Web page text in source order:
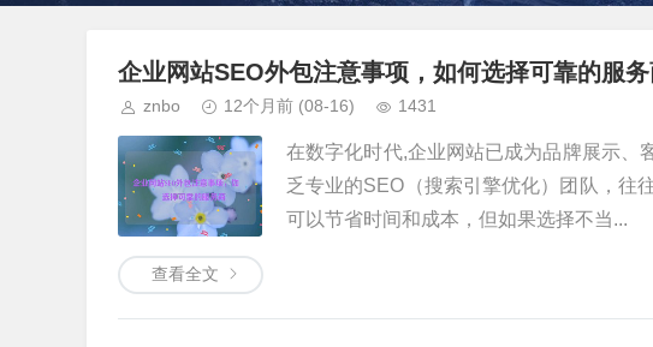
企业网站SEO外包注意事项，如何选择可靠的服
znbo 12个月前 (08-16) 1431
在数字化时代,企业网站已成为品牌展示、
乏专业的SEO（搜索引擎优化）团队，往
可以节省时间和成本，但如果选择不当...
查看全文